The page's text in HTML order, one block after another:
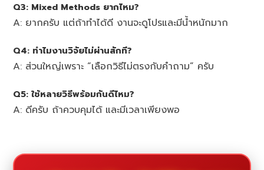
Q3: Mixed Methods ยากไหม?
A: ยากครับ แต่ถ้าทำได้ดี งานจะดูโปรและมีน้ำหนักมาก
Q4: ทำไมงานวิจัยไม่ผ่านสักที?
A: ส่วนใหญ่เพราะ “เลือกวิธีไม่ตรงกับคำถาม” ครับ
Q5: ใช้หลายวิธีพร้อมกันดีไหม?
A: ดีครับ ถ้าควบคุมได้ และมีเวลาเพียงพอ